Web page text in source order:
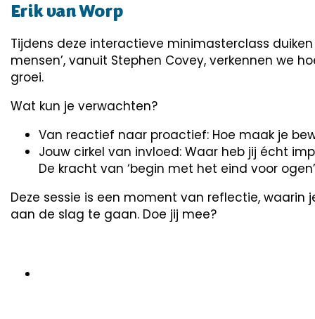
Erik van Worp
Tijdens deze interactieve minimasterclass
mensen’, vanuit Stephen Covey, verkennen we
groei.
Wat kun je verwachten?
Van reactief naar proactief: Hoe maak je
Jouw cirkel van invloed: Waar heb jij écht
De kracht van ‘begin met het eind voor
Deze sessie is een moment van reflectie,
aan de slag te gaan. Doe jij mee?